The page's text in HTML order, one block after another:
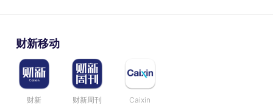
财新移动
财新 财新周刊 Caixin